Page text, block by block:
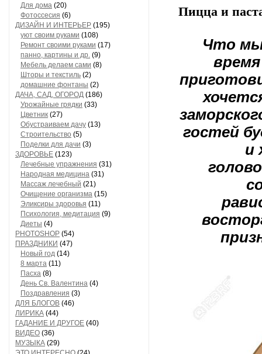
Для дома (20)
Фотоссесия (6)
ДИЗАЙН И ИНТЕРЬЕР (195)
уют своим руками (108)
Ремонт своими руками (17)
панно, картины и др. (9)
Мебель делаем сами (8)
Шторы и текстиль (2)
домашние фонтаны (2)
ДАЧА, САД, ОГОРОД (186)
Урожайные грядки (33)
Цветник (27)
Обустраиваем дачу (13)
Строительство (5)
Поделки для дачи (3)
ЗДОРОВЬЕ (123)
Лечебные упражнения (31)
Народная медицина (31)
Массаж лечебный (21)
Очищение организма (15)
Эликсиры здоровья (11)
Психология, медитация (9)
Диеты (4)
PHOTOSHOP (54)
ПРАЗДНИКИ (47)
Новый год (14)
8 марта (11)
Пасха (8)
День Св. Валентина (4)
Поздравления (3)
ДЛЯ БЛОГОВ (46)
ЛИРИКА (44)
ГАДАНИЕ И ДРУГОЕ (40)
ВИДЕО (36)
МУЗЫКА (29)
Пицца и
Что мы
гостей
и